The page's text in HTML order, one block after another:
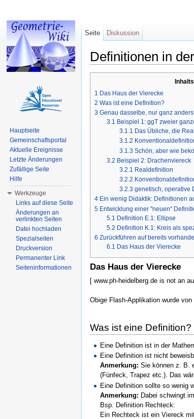
Definitionen in
1 Das Haus der Vierecke
2 Was ist eine Definition?
3 Genau dasselbe, nur ganz
3.1 Beispiel 1: ggT zweier
3.1.1 Das Übliche, die
3.1.2
3.1.3 Schön, aber wie
3.2 Beispiel 2: Drachenviereck
3.2.1 Realdefinition
3.2.2
3.2.3 genetisch, operative
4 Ein wenig Didaktik: Definitionen
5 Entwicklung einer "neuen"
5.1 Definition E.1: Ellipse
5.2 Definition K.1: Kreis als
6 Zurückführen auf bereits
6.1 Das Haus der Vierecke
Das Haus der Vierecke
[ www.ph-heidelberg.de is not an
Obige Flash-Applikation wurde
Was ist eine Definition?
Eine Definition ist in der
Eine Definition ist nicht
Anmerkung: Sie können z. B.
(Fünfeck, Trapez etc.). Das
Eine Definition sollte so wenig
Anmerkung: Dabei schwingt
Bsp. Definition Rechteck:
Ein Rechteck ist ein Viereck
Seite Diskussion
Hauptseite
Gemeinschaftsportal
Aktuelle Ereignisse
Letzte Änderungen
Zufällige Seite
Hilfe
Werkzeuge
Links auf diese Seite
Änderungen an
verlinkten Seiten
Datei hochladen
Spezialseiten
Druckversion
Permanenter Link
Seiteninformationen